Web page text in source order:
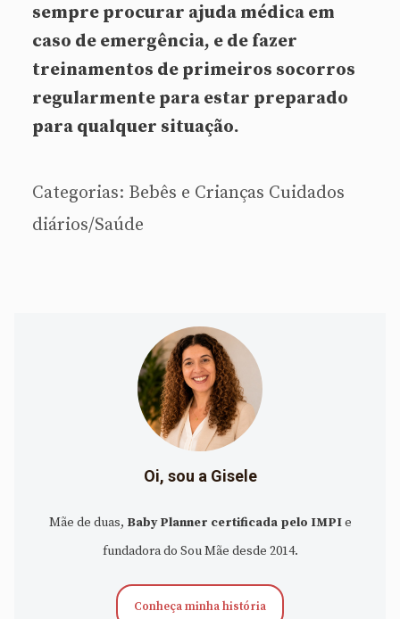
sempre procurar ajuda médica em
caso de emergência, e de fazer
treinamentos de primeiros socorros
regularmente para estar preparado
para qualquer situação.
Categorias: Bebês e Crianças Cuidados
diários/Saúde
Oi, sou a Gisele
Mãe de duas, Baby Planner certificada pelo IMPIe
fundadora do Sou Mãe desde 2014.
Conheça minha história